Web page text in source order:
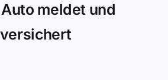
meldet und
versichert